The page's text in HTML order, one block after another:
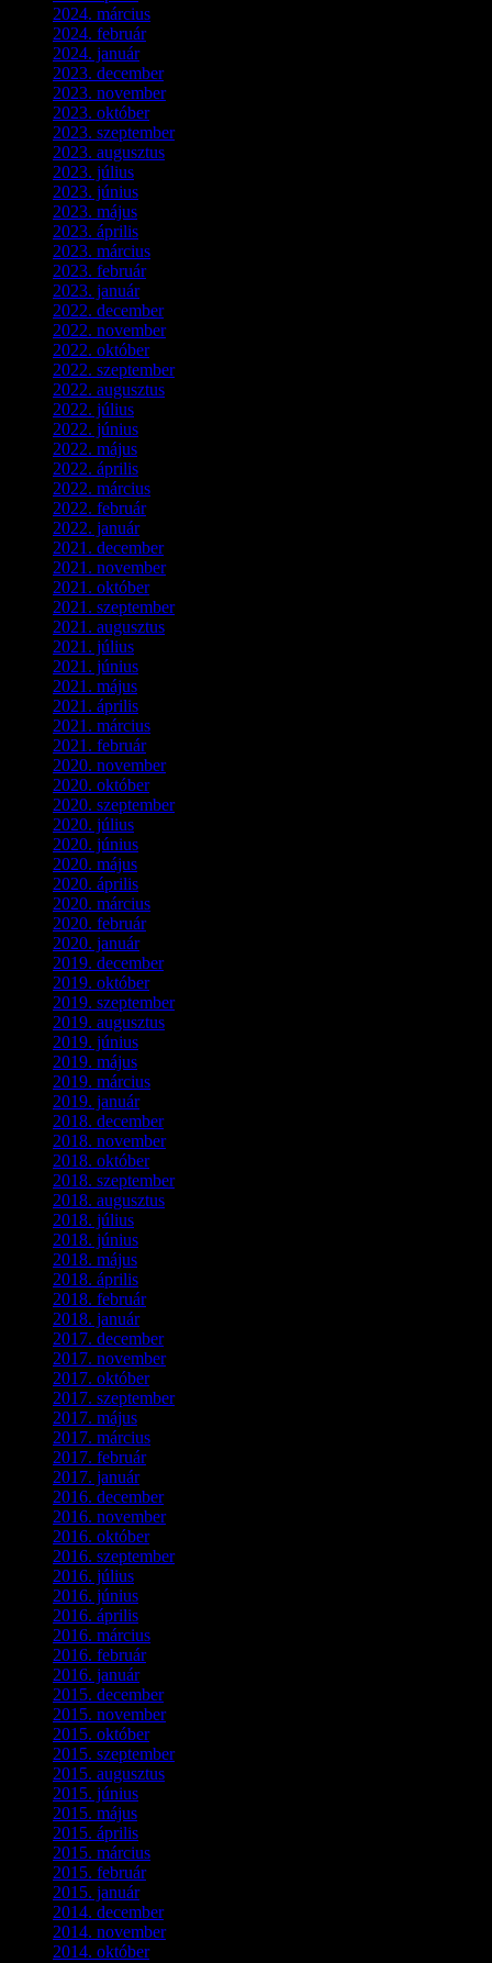
2024. március
2024. február(9)
2024. január(3)
2023. december(1)
2023. november(1)
2023. október(5)
2023. szeptember(3)
2023. augusztus
2023. július
2023. június
2023. május
2023. április
2023. március
2023. február(4)
2023. január(1)
2022. december(2)
2022. november(4)
2022. október(8)
2022. szeptember(9)
2022. augusztus
2022. július
2022. június
2022. május
2022. április
2022. március
2022. február(4)
2022. január(3)
2021. december(2)
2021. november(5)
2021. október(8)
2021. szeptember(4)
2021. augusztus
2021. július
2021. június
2021. május
2021. április
2021. március
2021. február(4)
2020. november(4)
2020. október(4)
2020. szeptember(1)
2020. július
2020. június
2020. május
2020. április
2020. március
2020. február(6)
2020. január(1)
2019. december(4)
2019. október(3)
2019. szeptember(2)
2019. augusztus
2019. június
2019. május
2019. március
2019. január(1)
2018. december(3)
2018. november(1)
2018. október(1)
2018. szeptember(1)
2018. augusztus
2018. július
2018. június
2018. május
2018. április
2018. február(2)
2018. január(2)
2017. december(4)
2017. november(3)
2017. október(4)
2017. szeptember(1)
2017. május
2017. március
2017. február(1)
2017. január(2)
2016. december(1)
2016. november(1)
2016. október(6)
2016. szeptember(5)
2016. július
2016. június
2016. április
2016. március
2016. február(3)
2016. január(2)
2015. december(1)
2015. november(4)
2015. október(4)
2015. szeptember(5)
2015. augusztus
2015. június
2015. május
2015. április
2015. március
2015. február(2)
2015. január(5)
2014. december(4)
2014. november(1)
2014. október(2)